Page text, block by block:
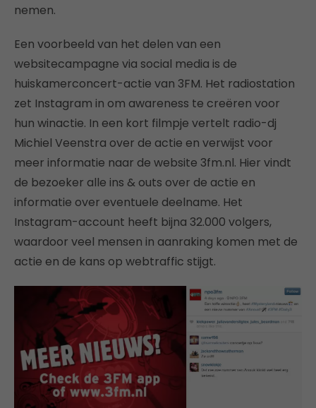
nemen.
Een voorbeeld van het delen van een
websitecampagne via social media is de
huiskamerconcert-actie van 3FM. Het radiostation
zet Instagram in om awareness te creëren voor
hun winactie. In een kort filmpje vertelt radio-dj
Michiel Veenstra over de actie en verwijst voor
meer informatie naar de website 3fm.nl. Hier vindt
de bezoeker alle ins & outs over de actie en
informatie over eventuele deelname. Het
Instagram-account heeft bijna 32.000 volgers,
waardoor veel mensen in aanraking komen met de
actie en de kans op webtraffic stijgt.